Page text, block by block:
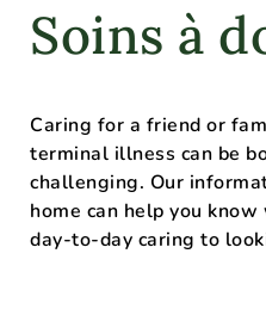
Soins à
Caring for a friend or
terminal illness can be
challenging. Our
home can help you
day-to-day caring to